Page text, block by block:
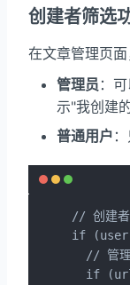
创建者筛选
在文章管理页面
管理员 ：
示"我创建
普通用户
// 创建者
if (user
// 管
if